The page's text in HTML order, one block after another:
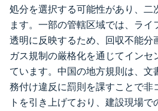
処分を選択する可能性があり、二
ます。一部の管轄区域では、ライ
透明に反映するため、回収不能分
ガス規制の厳格化を通じてインセ
ています。中国の地方規則は、文
務付け違反に罰則を課すことで非
トを引き上げており、建設現場